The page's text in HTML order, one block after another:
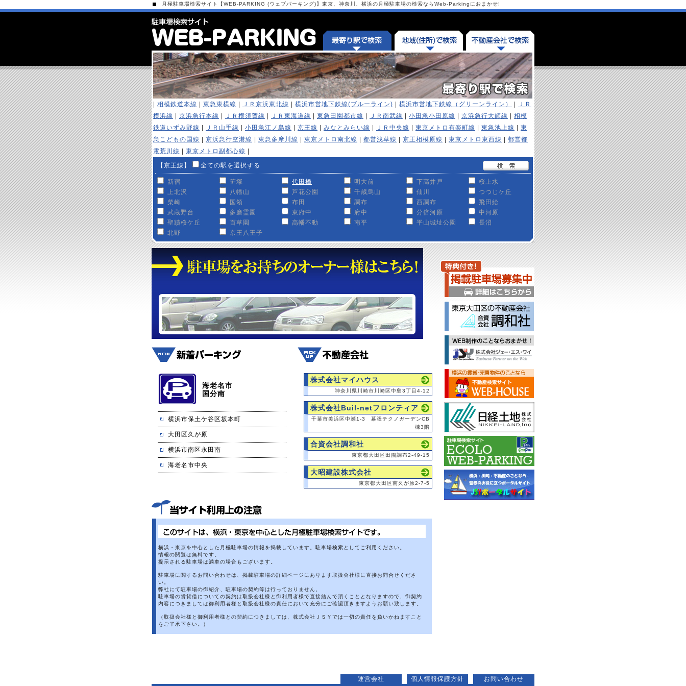
月極駐車場検索サイト【WEB-PARKING (ウェブパーキング)】東京、神奈川、横浜の月極駐車場の検索ならWeb-Parkingにおまかせ!
相模鉄道本線 東急東横線 ＪＲ京浜東北線 横浜市営地下鉄線(ブルーライン) 横浜市営地下鉄線（グリーンライン）
ＪＲ
横浜線
京浜急行本線 ＪＲ横須賀線 ＪＲ東海道線 東急田園都市線 ＪＲ南武線 小田急小田原線 京浜急行大師線
相模
鉄道いずみ野線
ＪＲ山手線 小田急江ノ島線 京王線 みなとみらい線 ＪＲ中央線 東京メトロ有楽町線 東急池上線
東
急こどもの国線
京浜急行空港線 東急多摩川線 東京メトロ南北線 都営浅草線 京王相模原線 東京メトロ東西線
都営都
電荒川線
東京メトロ副都心線
【京王線】
全ての駅を選択する
新宿 笹塚 代田橋 明大前 下高井戸
桜上水
上北沢
八幡山 芦花公園 千歳烏山 仙川
つつじケ丘
柴崎
国領 布田 調布 西調布
飛田給
武蔵野台
多磨霊園 東府中 府中 分倍河原
中河原
聖蹟桜ケ丘
百草園 高幡不動 南平 平山城址公園
長沼
北野
京王八王子
海老名市
国分南
横浜市保土ケ谷区坂本町
大田区久が原
横浜市南区永田南
海老名市中央
株式会社マイハウス
神奈川県川崎市川崎区中島3丁目4-12
株式会社Buil-netフロンティア
千葉市美浜区中瀬1-3 幕張テクノガーデンCB
棟3階
合資会社調和社
東京都大田区田園調布2-49-15
大昭建設株式会社
東京都大田区南久が原2-7-5
横浜・東京を中心とした月極駐車場の情報を掲載しています。駐車場検索としてご利用ください。
情報の閲覧は無料です。
提示される駐車場は満車の場合もございます。
駐車場に関するお問い合わせは、掲載駐車場の詳細ページにあります取扱会社様に直接お問合せくださ
い。
弊社にて駐車場の御紹介、駐車場の契約等は行っておりません。
駐車場の賃貸借についての契約は取扱会社様と御利用者様で直接結んで頂くこととなりますので、御契約
内容につきましては御利用者様と取扱会社様の責任において充分にご確認頂きますようお願い致します。
（取扱会社様と御利用者様との契約につきましては、株式会社ＪＳＹでは一切の責任を負いかねますこと
をご了承下さい。）
お問い合わせ
個人情報保護方針
運営会社